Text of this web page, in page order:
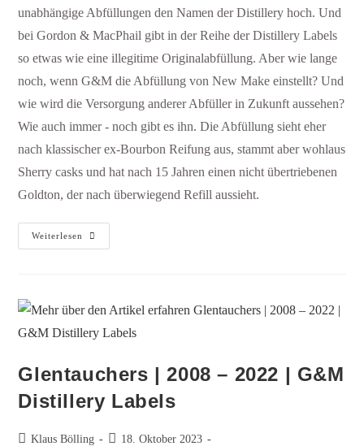
unabhängige Abfüllungen den Namen der Distillery hoch. Und
bei Gordon & MacPhail gibt in der Reihe der Distillery Labels
so etwas wie eine illegitime Originalabfüllung. Aber wie lange
noch, wenn G&M die Abfüllung von New Make einstellt? Und
wie wird die Versorgung anderer Abfüller in Zukunft aussehen?
Wie auch immer - noch gibt es ihn. Die Abfüllung sieht eher
nach klassischer ex-Bourbon Reifung aus, stammt aber wohlaus
Sherry casks und hat nach 15 Jahren einen nicht übertriebenen
Goldton, der nach überwiegend Refill aussieht.
Weiterlesen
Glentauchers | 2008 – 2022 | G&M
Distillery Labels​
Klaus Bölling
18. Oktober 2023